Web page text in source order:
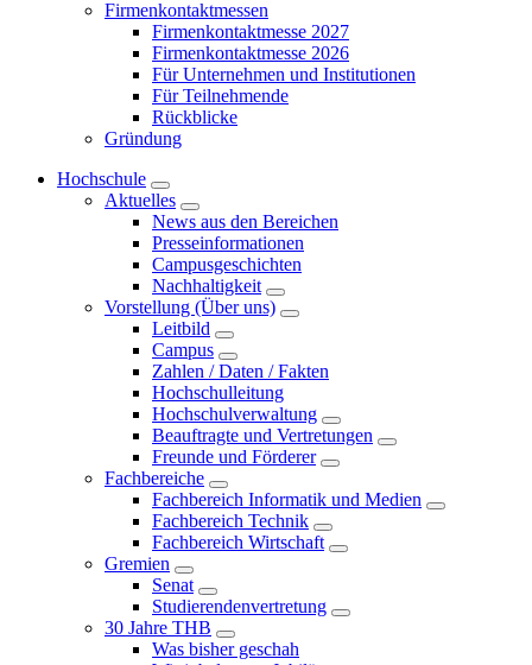
Firmenkontaktmessen
Firmenkontaktmesse 2027
Firmenkontaktmesse 2026
Für Unternehmen und Institutionen
Für Teilnehmende
Rückblicke
Gründung
Hochschule
Aktuelles
News aus den Bereichen
Presseinformationen
Campusgeschichten
Nachhaltigkeit
Vorstellung (Über uns)
Leitbild
Campus
Zahlen / Daten / Fakten
Hochschulleitung
Hochschulverwaltung
Beauftragte und Vertretungen
Freunde und Förderer
Fachbereiche
Fachbereich Informatik und Medien
Fachbereich Technik
Fachbereich Wirtschaft
Gremien
Senat
Studierendenvertretung
30 Jahre THB
Was bisher geschah